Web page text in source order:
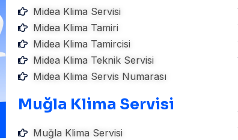
Midea Klima Servisi
Midea Klima Tamiri
Midea Klima Tamircisi
Midea Klima Teknik Servisi
Midea Klima Servis Numarası
Muğla Klima Servisi
Muğla Klima Servisi